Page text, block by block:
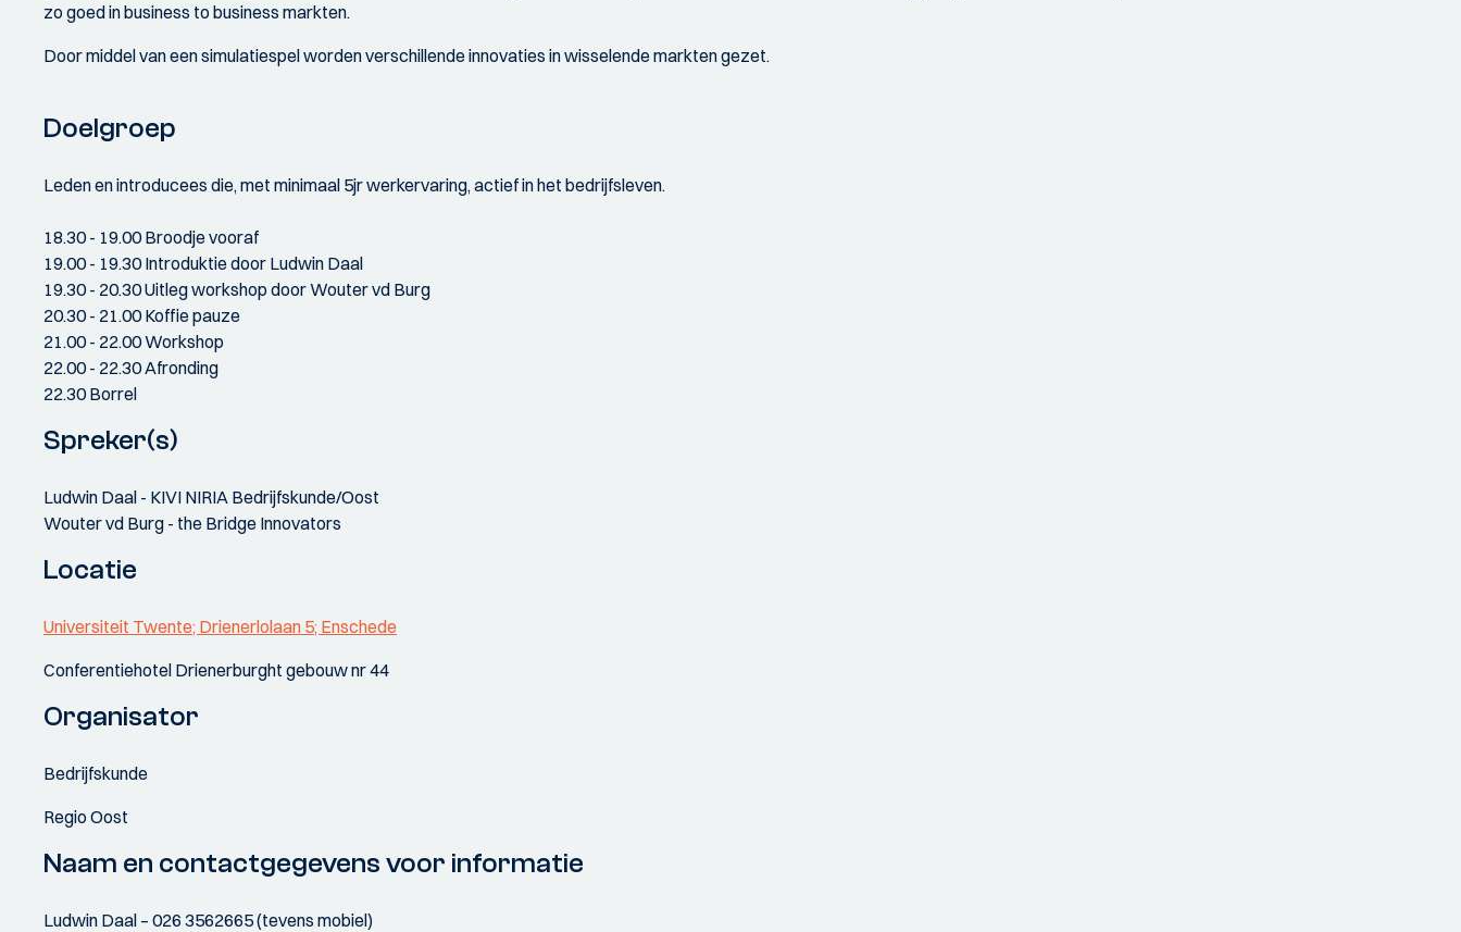
zo goed in business to business markten.
Door middel van een simulatiespel worden verschillende innovaties in wisselende markten gezet.
Doelgroep
Leden en introducees die, met minimaal 5jr werkervaring, actief in het bedrijfsleven.
18.30 - 19.00 Broodje vooraf
19.00 - 19.30 Introduktie door Ludwin Daal
19.30 - 20.30 Uitleg workshop door Wouter vd Burg
20.30 - 21.00 Koffie pauze
21.00 - 22.00 Workshop
22.00 - 22.30 Afronding
22.30 Borrel
Spreker(s)
Ludwin Daal - KIVI NIRIA Bedrijfskunde/Oost
Wouter vd Burg - the Bridge Innovators
Locatie
Universiteit Twente; Drienerlolaan 5; Enschede
Conferentiehotel Drienerburght gebouw nr 44
Organisator
Bedrijfskunde
Regio Oost
Naam en contactgegevens voor informatie
Ludwin Daal – 026 3562665 (tevens mobiel)